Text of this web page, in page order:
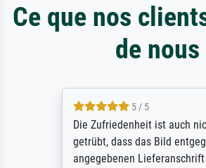
Ce que nos
de nous
5 / 5
Die Zufriedenheit ist auch nicht
getrübt, dass das Bild entgegen
angegebenen Lieferanschrift